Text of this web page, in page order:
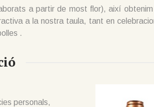
a partir de most flor), així
a la nostra taula, tant en
.
personals,